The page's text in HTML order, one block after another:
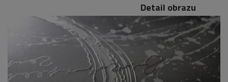
Detail obrazu